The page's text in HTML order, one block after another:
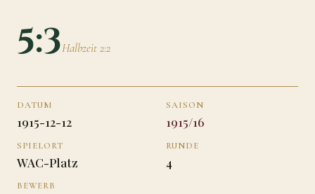
5:3Halbzeit 2:2
DATUM
1915-12-12
SAISON
1915/16
SPIELORT
WAC-Platz
RUNDE
4
BEWERB